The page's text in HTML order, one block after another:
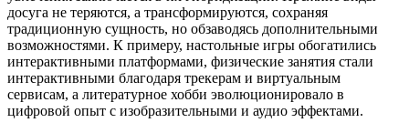
досуга не теряются, а трансформируются, сохраняя
традиционную сущность, но обзаводясь дополнительными
возможностями. К примеру, настольные игры обогатились
интерактивными платформами, физические занятия стали
интерактивными благодаря трекерам и виртуальным
сервисам, а литературное хобби эволюционировало в
цифровой опыт с изобразительными и аудио эффектами.